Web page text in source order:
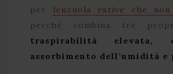
per
lenzuola estive che
perché combina tre
traspirabilità elevata,
assorbimento dell’umidità